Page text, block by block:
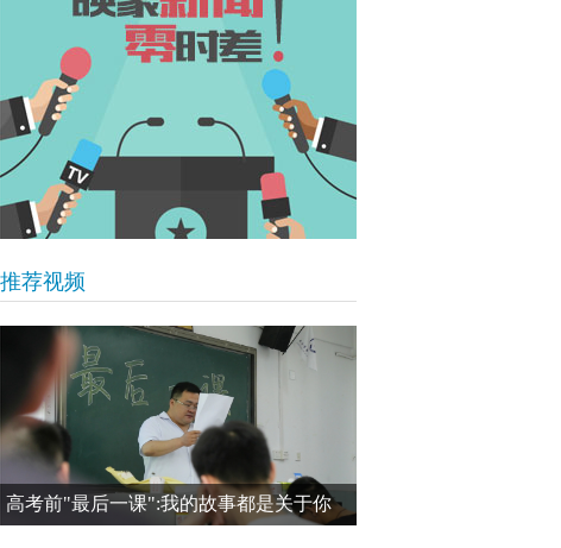
推荐视频
高考前"最后一课":我的故事都是关于你